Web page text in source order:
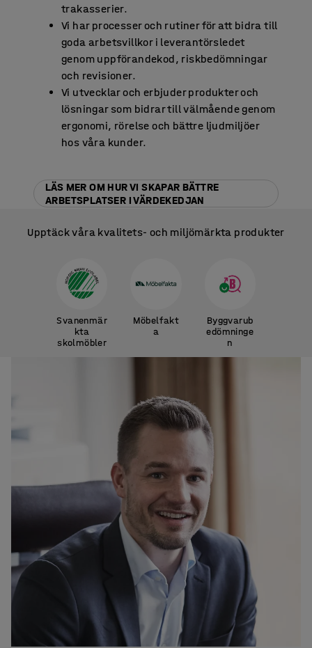
trakasserier.
Vi har processer och rutiner för att bidra till
goda arbetsvillkor i leverantörsledet
genom uppförandekod, riskbedömningar
och revisioner.
Vi utvecklar och erbjuder produkter och
lösningar som bidrar till välmående genom
ergonomi, rörelse och bättre ljudmiljöer
hos våra kunder.
LÄS MER OM HUR VI SKAPAR BÄTTRE
ARBETSPLATSER I VÄRDEKEDJAN
Upptäck våra kvalitets- och miljömärkta produkter
Svanenmär
kta
skolmöbler
Möbelfakt
a
Byggvarub
edömninge
n